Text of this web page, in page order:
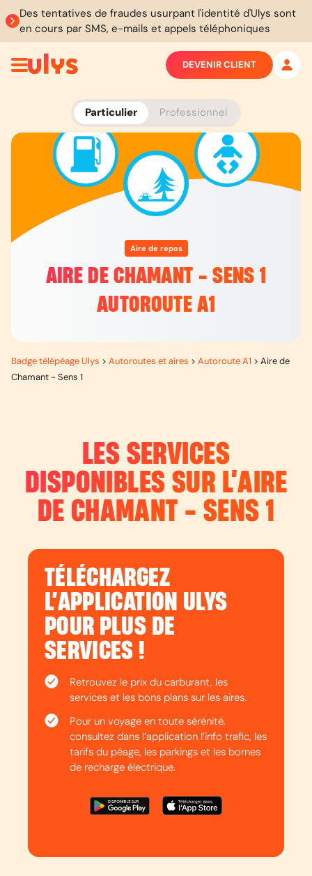
Des tentatives de fraudes usurpant l'identité d'Ulys sont
en cours par SMS, e-mails et appels téléphoniques
Particulier Professionnel
DEVENIR CLIENT
Aire de repos
AIRE DE CHAMANT - SENS 1
AUTOROUTE A1
Badge télépéage Ulys > Autoroutes et aires > Autoroute A1 > Aire de
Chamant - Sens 1
LES SERVICES
DISPONIBLES SUR L’AIRE
DE CHAMANT - SENS 1
TÉLÉCHARGEZ
L’APPLICATION ULYS
POUR PLUS DE
SERVICES !
Retrouvez le prix du carburant, les
services et les bons plans sur les aires.
Pour un voyage en toute sérénité,
consultez dans l’application l’info trafic, les
tarifs du péage, les parkings et les bornes
de recharge électrique.